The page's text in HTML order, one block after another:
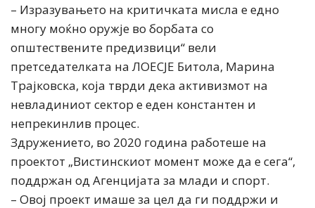
– Изразувањето на критичката мисла е едно
многу моќно оружје во борбата со
општествените предизвици“ вели
претседателката на ЛОЕСЈЕ Битола, Марина
Трајковска, која тврди дека активизмот на
невладиниот сектор е еден константен и
непрекинлив процес.
Здружението, во 2020 година работеше на
проектот „Вистинскиот момент може да е сега“,
поддржан од Агенцијата за млади и спорт.
– Овој проект имаше за цел да ги поддржи и